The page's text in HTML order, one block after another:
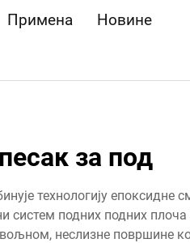
Примена Новине
за под
технологију епоксидне
подних подних
неслизне површине